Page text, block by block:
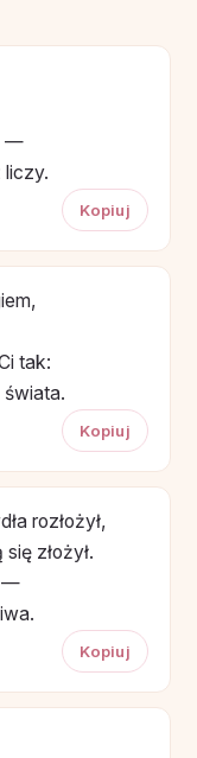
—
liczy.
Kopiuj
tak:
Kopiuj
rozłożył,
złożył.
—
Kopiuj